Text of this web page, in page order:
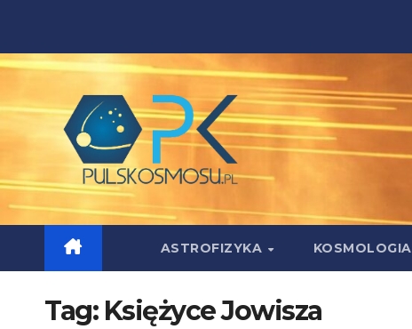
content
ASTROFIZYKA KOSMOLOGIA
Tag: Księżyce Jowisza